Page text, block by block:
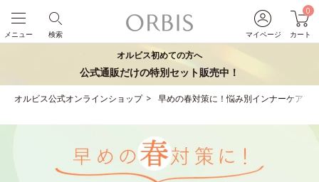
マイページ
0
カート
検索
メニュー
オルビス初めての方へ
公式通販だけの特別セット販売中！
オルビス公式オンラインショップ 早めの春対策に！悩み別インナーケアア